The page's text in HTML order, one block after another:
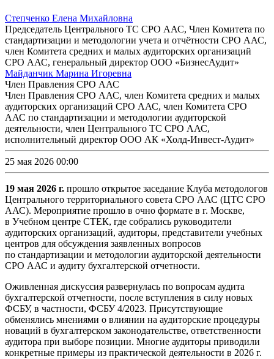
Степченко Елена Михайловна
Председатель Центрального ТС СРО ААС, Член Комитета по
стандартизации и методологии учета и отчётности СРО ААС,
член Комитета средних и малых аудиторских организаций
СРО ААС, генеральный директор ООО «БизнесАудит»
Майданчик Марина Игоревна
Член Правления СРО ААС
Член Правления СРО ААС, член Комитета средних и малых
аудиторских организаций СРО ААС, член Комитета СРО
ААС по стандартизации и методологии аудиторской
деятельности, член Центрального ТС СРО ААС,
исполнительный директор ООО АК «Холд-Инвест-Аудит»
25 мая 2026 00:00
19 мая 2026 г. прошло открытое заседание Клуба методологов
Центрального территориального совета СРО ААС (ЦТС СРО
ААС). Мероприятие прошло в очно формате в г. Москве,
в Учебном центре СТЕК, где собрались руководители
аудиторских организаций, аудиторы, представители учебных
центров для обсуждения заявленных вопросов
по стандартизации и методологии аудиторской деятельности
СРО ААС и аудиту бухгалтерской отчетности.
Оживленная дискуссия развернулась по вопросам аудита
бухгалтерской отчетности, после вступления в силу новых
ФСБУ, в частности, ФСБУ 4/2023. Присутствующие
обменялись мнениями о влиянии на аудиторские процедуры
новаций в бухгалтерском законодательстве, ответственности
аудитора при выборе позиции. Многие аудиторы приводили
конкретные примеры из практической деятельности в 2026 г.